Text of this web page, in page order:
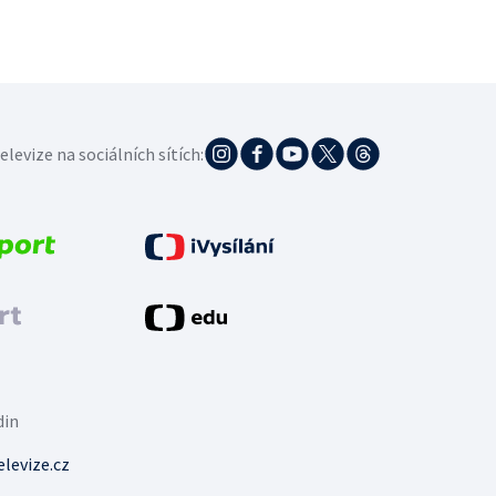
na sociálních sítích: